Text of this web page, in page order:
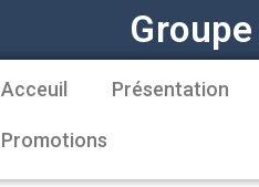
Acceuil Présentation
Promotions